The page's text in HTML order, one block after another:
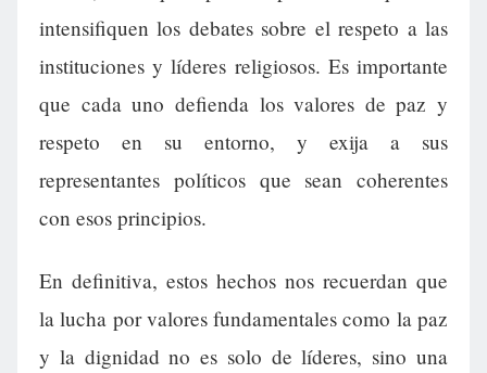
intensifiquen los debates sobre el respeto a las
instituciones y líderes religiosos. Es importante
que cada uno defienda los valores de paz y
respeto en su entorno, y exija a sus
representantes políticos que sean coherentes
con esos principios.
En definitiva, estos hechos nos recuerdan que
la lucha por valores fundamentales como la paz
y la dignidad no es solo de líderes, sino una